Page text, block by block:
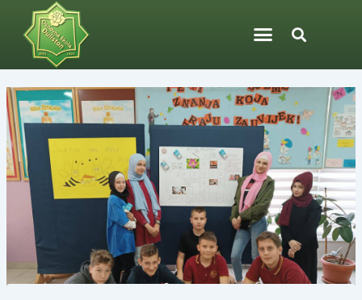
content
navigation